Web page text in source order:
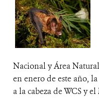
Nacional y Área
en enero de este año,
a la cabeza de WCS y